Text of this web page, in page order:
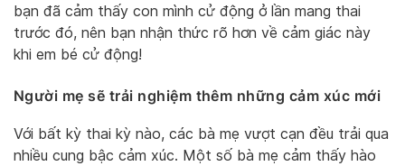
bạn đã cảm thấy con mình cử động ở lần mang thai
trước đó, nên bạn nhận thức rõ hơn về cảm giác này
khi em bé cử động!
Người mẹ sẽ trải nghiệm thêm những cảm xúc mới
Với bất kỳ thai kỳ nào, các bà mẹ vượt cạn đều trải qua
nhiều cung bậc cảm xúc. Một số bà mẹ cảm thấy hào